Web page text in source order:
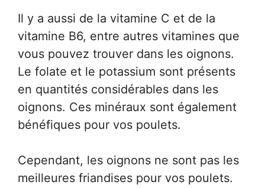
Il y a aussi de la vitamine C et de la
vitamine B6, entre autres vitamines que
vous pouvez trouver dans les oignons.
Le folate et le potassium sont présents
en quantités considérables dans les
oignons. Ces minéraux sont également
bénéfiques pour vos poulets.
Cependant, les oignons ne sont pas les
meilleures friandises pour vos poulets.